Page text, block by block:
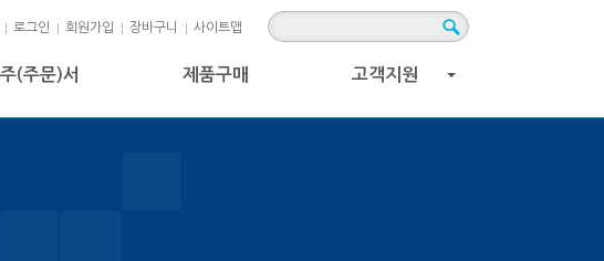
로그인 회원가입 장바구니 사이트맵
(주문)서 제품구매 고객지원